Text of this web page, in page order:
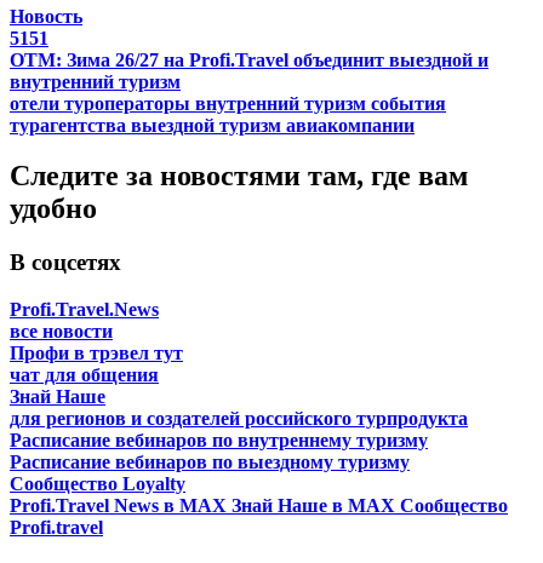
Новость
5151
ОТМ: Зима 26/27 на Profi.Travel объединит выездной и
внутренний туризм
отели туроператоры внутренний туризм события
турагентства выездной туризм авиакомпании
Следите за новостями там, где вам
удобно
В соцсетях
Profi.Travel.News
все новости
Профи в трэвел тут
чат для общения
Знай Наше
для регионов и создателей российского турпродукта
Расписание вебинаров по внутреннему туризму
Расписание вебинаров по выездному туризму
Сообщество Loyalty
Profi.Travel News в MAX Знай Наше в MAX Сообщество
Profi.travel